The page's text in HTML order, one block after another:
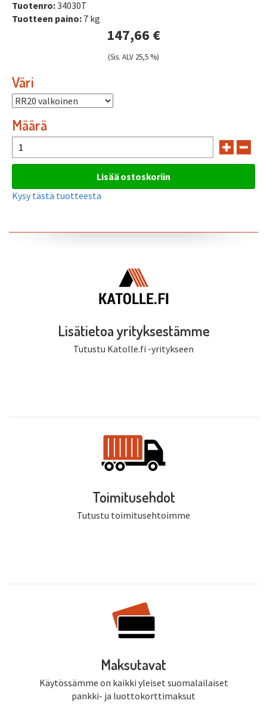
Tuotenro:34030T
Tuotteen paino: 7 kg
147,66 €
(Sis. ALV 25,5 %)
Väri
Määrä
Kysy tästä tuotteesta
Lisätietoa yrityksestämme
Tutustu Katolle.fi -yritykseen
Toimitusehdot
Tutustu toimitusehtoimme
Maksutavat
Käytössämme on kaikki yleiset suomalailaiset
pankki- ja luottokorttimaksut